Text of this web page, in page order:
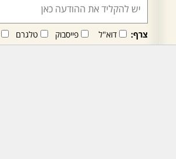
צרף: דוא"ל פייסבוק טלגרם